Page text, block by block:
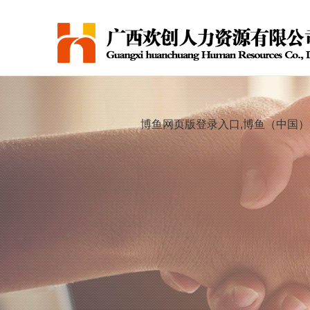
博鱼网页版登录入口,博鱼（中国）